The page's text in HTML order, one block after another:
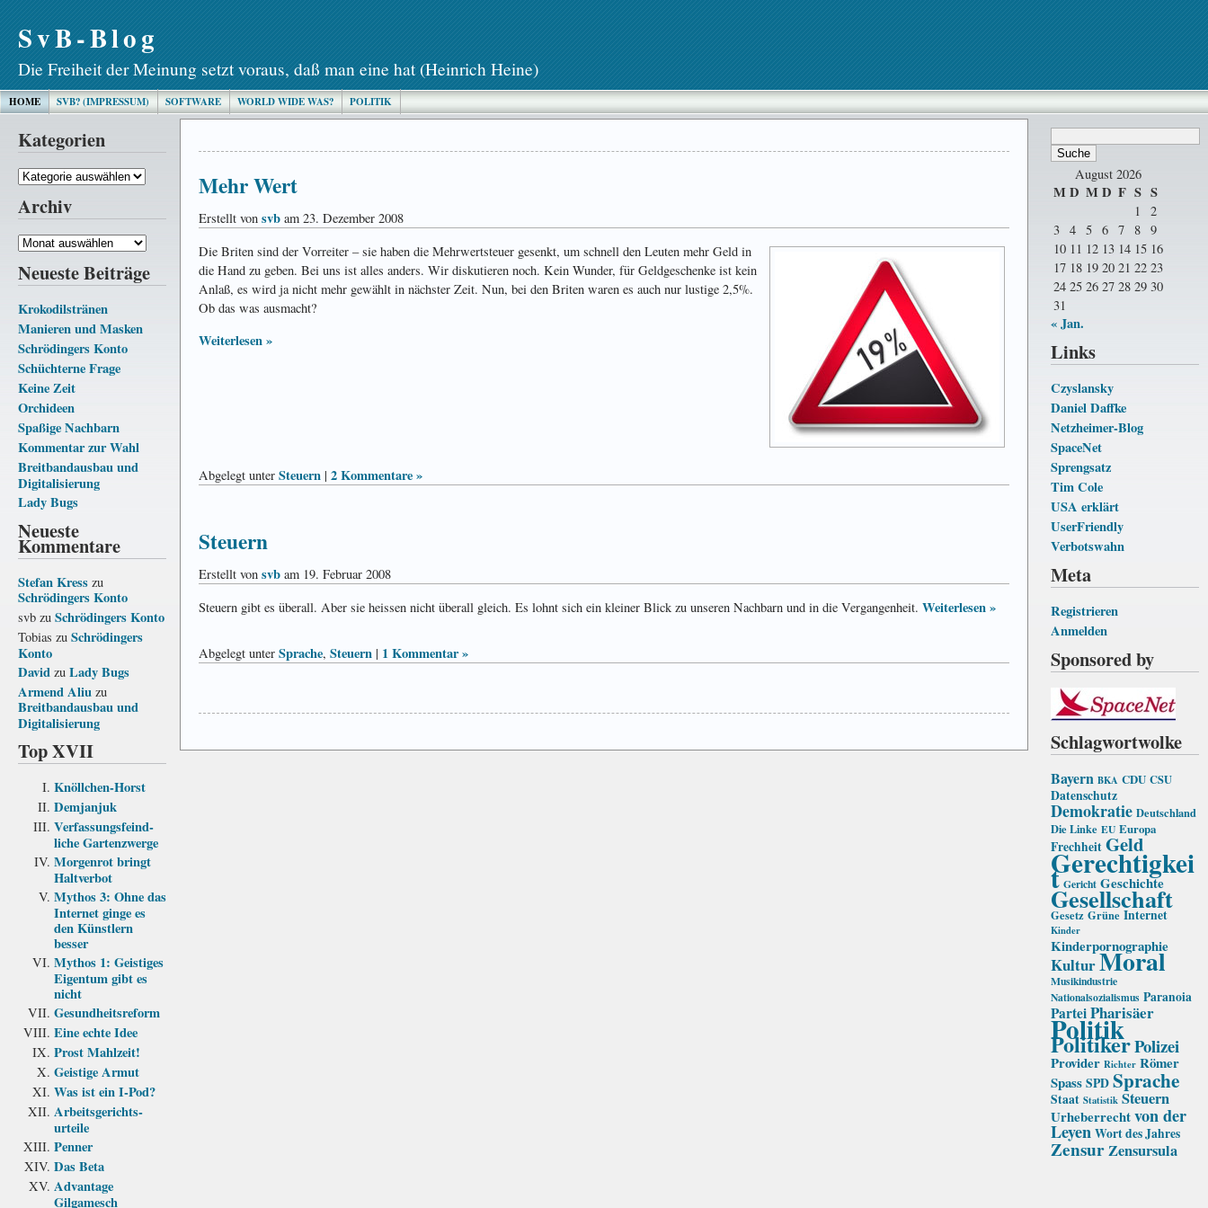
SvB-Blog
Die Freiheit der Meinung setzt voraus, daß man eine hat (Heinrich Heine)
HOME SVB? (IMPRESSUM) SOFTWARE WORLD WIDE WAS? POLITIK
Kategorien
Kategorien
Archiv
Archiv
Neueste Beiträge
Krokodilstränen
Manieren und Masken
Schrödingers Konto
Schüchterne Frage
Keine Zeit
Orchideen
Spaßige Nachbarn
Kommentar zur Wahl
Breitbandausbau und
Digitalisierung
Lady Bugs
Neueste
Kommentare
Stefan Kress zu
Schrödingers Konto
svb zu Schrödingers Konto
Tobias zu Schrödingers
Konto
David zu Lady Bugs
Armend Aliu zu
Breitbandausbau und
Digitalisierung
Top XVII
Knöllchen-Horst
Demjanjuk
Verfassungs­feind­
liche Garten­zwerge
Morgenrot bringt
Haltverbot
Mythos 3: Ohne das
Internet ginge es
den Künstlern
besser
Mythos 1: Geistiges
Eigentum gibt es
nicht
Gesundheits­reform
Eine echte Idee
Prost Mahlzeit!
Geistige Armut
Was ist ein I-Pod?
Arbeits­gerichts­
urteile
Penner
Das Beta
Advantage
Gilgamesch
August 2026
MD MD F S S
1
2
3 4 5 6 7 8 9
10 11 12 13 14 15 16
17 18 19 20 21 22 23
24 25 26 27 28 29 30
31
« Jan.
Links
Czyslansky
Daniel Daffke
Netzheimer-Blog
SpaceNet
Sprengsatz
Tim Cole
USA erklärt
UserFriendly
Verbotswahn
Meta
Registrieren
Anmelden
Sponsored by
Schlagwortwolke
Bayern BKA CDU CSU
Datenschutz
Demokratie Deutschland
Die Linke EU Europa
Frechheit Geld
Gerechtigkei
t Gericht Geschichte
Gesellschaft
Gesetz Grüne Internet
Kinder
Kinderpornographie
KulturMoral
Musikindustrie
Nationalsozialismus Paranoia
ParteiPharisäer
Politik
PolitikerPolizei
Provider Richter Römer
Spass SPD Sprache
Staat Statistik Steuern
Urheberrechtvon der
Leyen Wort des Jahres
ZensurZensursula
Mehr Wert
Erstellt von svb am 23. Dezember 2008
Die Briten sind der Vorreiter – sie haben die Mehr­wert­steuer gesenkt, um schnell den Leuten mehr Geld in
die Hand zu geben. Bei uns ist alles anders. Wir diskutieren noch. Kein Wunder, für Geld­ge­schenke ist kein
An­laß, es wird ja nicht mehr gewählt in nächster Zeit. Nun, bei den Briten waren es auch nur lustige 2,5%.
Ob das was ausmacht?
Weiterlesen »
Abgelegt unter Steuern | 2 Kommentare »
Steuern
Erstellt von svb am 19. Februar 2008
Steuern gibt es überall. Aber sie heissen nicht überall gleich. Es lohnt sich ein kleiner Blick zu unseren Nachbarn und in die Vergangenheit. Weiterlesen »
Abgelegt unter Sprache, Steuern | 1 Kommentar »